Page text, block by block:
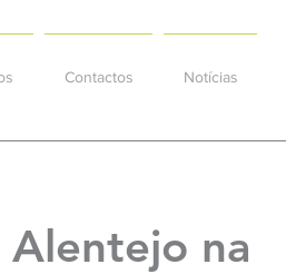
Contactos Notícias
Alentejo na